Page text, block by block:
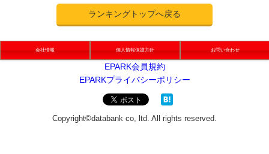
ランキングトップへ戻る
会社情報 個人情報保護方針 お問い合わせ